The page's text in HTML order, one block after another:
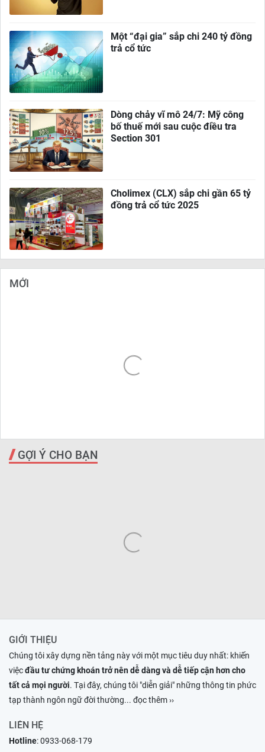
Một “đại gia” sắp chi 240 tỷ đồng
trả cổ tức
Dòng chảy vĩ mô 24/7: Mỹ công
bố thuế mới sau cuộc điều tra
Section 301
Cholimex (CLX) sắp chi gần 65 tỷ
đồng trả cổ tức 2025
MỚI
GỢI Ý CHO BẠN
GIỚI THIỆU
Chúng tôi xây dựng nền tảng này với một mục tiêu duy nhất: khiến
việcđầu tư chứng khoán trở nên dễ dàng và dễ tiếp cận hơn cho
tất cả mọi người. Tại đây, chúng tôi "diễn giải" những thông tin phức
tạp thành ngôn ngữ đời thường... đọc thêm ››
LIÊN HỆ
Hotline:0933-068-179